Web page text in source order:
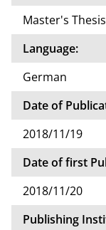
Master's Thesis
Language:
German
Date of
2018/11/19
Date of first
2018/11/20
Publishing